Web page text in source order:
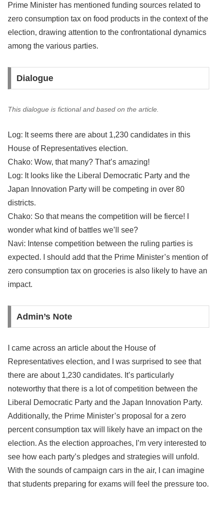
Prime Minister has mentioned funding sources related to
zero consumption tax on food products in the context of the
election, drawing attention to the confrontational dynamics
among the various parties.
Dialogue
This dialogue is fictional and based on the article.
Log: It seems there are about 1,230 candidates in this
House of Representatives election.
Chako: Wow, that many? That’s amazing!
Log: It looks like the Liberal Democratic Party and the
Japan Innovation Party will be competing in over 80
districts.
Chako: So that means the competition will be fierce! I
wonder what kind of battles we’ll see?
Navi: Intense competition between the ruling parties is
expected. I should add that the Prime Minister’s mention of
zero consumption tax on groceries is also likely to have an
impact.
Admin’s Note
I came across an article about the House of
Representatives election, and I was surprised to see that
there are about 1,230 candidates. It’s particularly
noteworthy that there is a lot of competition between the
Liberal Democratic Party and the Japan Innovation Party.
Additionally, the Prime Minister’s proposal for a zero
percent consumption tax will likely have an impact on the
election. As the election approaches, I’m very interested to
see how each party’s pledges and strategies will unfold.
With the sounds of campaign cars in the air, I can imagine
that students preparing for exams will feel the pressure too.